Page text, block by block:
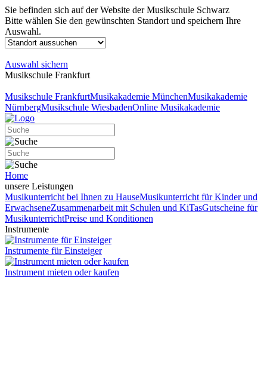
Sie befinden sich auf der Website der Musikschule Schwarz
Bitte wählen Sie den gewünschten Standort und speichern Ihre
Auswahl.
Auswahl sichern
Musikschule Frankfurt
Musikschule FrankfurtMusikakademie MünchenMusikakademie
NürnbergMusikschule WiesbadenOnline Musikakademie
Home
unsere Leistungen
Musikunterricht bei Ihnen zu HauseMusikunterricht für Kinder und
ErwachseneZusammenarbeit mit Schulen und KiTasGutscheine für
MusikunterrichtPreise und Konditionen
Instrumente
Instrumente für Einsteiger
Instrument mieten oder kaufen